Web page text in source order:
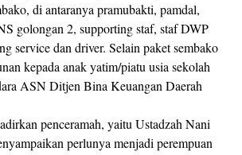
di antaranya pramubakti, pamdal,
golongan 2, supporting staf, staf DWP
service dan driver. Selain paket sembako
kepada anak yatim/piatu usia sekolah
ASN Ditjen Bina Keuangan Daerah
penceramah, yaitu Ustadzah Nani
perlunya menjadi perempuan